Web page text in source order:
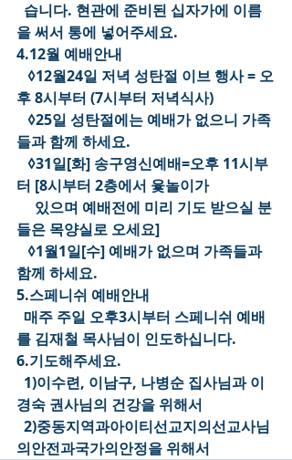
습니다. 현관에 준비된 십자가에 이름
을 써서 통에 넣어주세요.
4.12월 예배안내
◊12월24일 저녁 성탄절 이브 행사 = 오
후 8시부터 (7시부터 저녁식사)
◊25일 성탄절에는 예배가 없으니 가족
들과 함께 하세요.
◊31일[화] 송구영신예배=오후 11시부
터 [8시부터 2층에서 윷놀이가
있으며 예배전에 미리 기도 받으실 분
들은 목양실로 오세요]
◊1월1일[수] 예배가 없으며 가족들과
함께 하세요.
5.스페니쉬 예배안내
매주 주일 오후3시부터 스페니쉬 예배
를 김재철 목사님이 인도하십니다.
6.기도해주세요.
1)이수련, 이남구, 나병순 집사님과 이
경숙 권사님의 건강을 위해서
2)중동지역과아이티선교지의선교사님
의안전과국가의안정을 위해서